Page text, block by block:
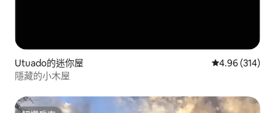
Utuado的迷你屋 從 314 則評價
4.96 (314)
隱藏的小木屋